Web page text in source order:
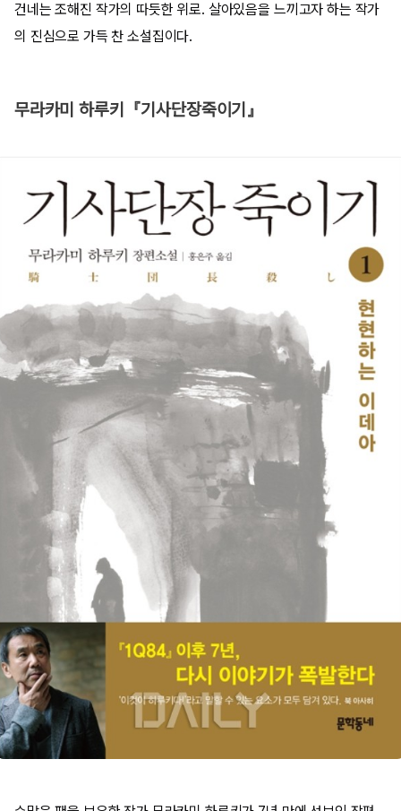
건네는 조해진 작가의 따듯한 위로. 살아있음을 느끼고자 하는 작가
의 진심으로 가득 찬 소설집이다.
무라카미 하루키『기사단장죽이기』